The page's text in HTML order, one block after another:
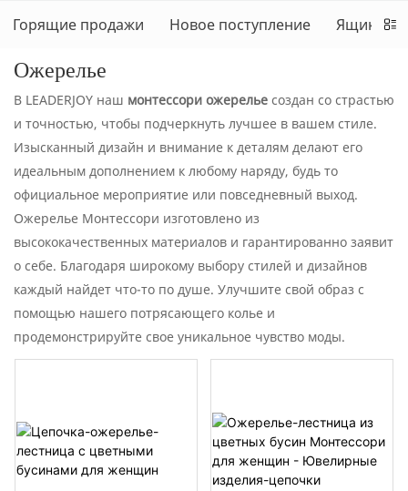
Горящие продажи Новое поступление Ящики
Ожерелье
В LEADERJOY наш монтессори ожерелье создан со страстью
и точностью, чтобы подчеркнуть лучшее в вашем стиле.
Изысканный дизайн и внимание к деталям делают его
идеальным дополнением к любому наряду, будь то
официальное мероприятие или повседневный выход.
Ожерелье Монтессори изготовлено из
высококачественных материалов и гарантированно заявит
о себе. Благодаря широкому выбору стилей и дизайнов
каждый найдет что-то по душе. Улучшите свой образ с
помощью нашего потрясающего колье и
продемонстрируйте свое уникальное чувство моды.